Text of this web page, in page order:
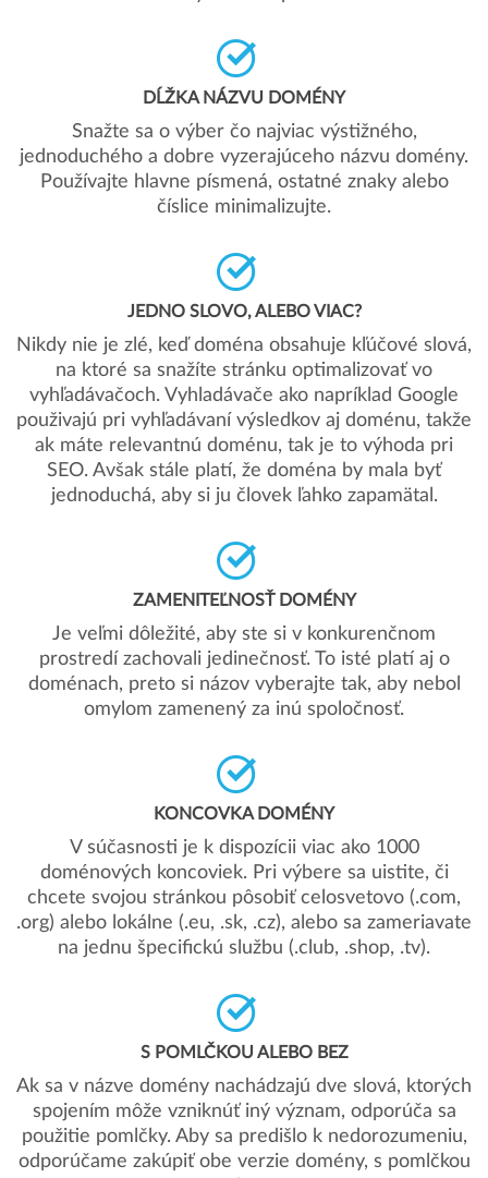
DĹŽKA NÁZVU DOMÉNY
Snažte sa o výber čo najviac výstižného,
jednoduchého a dobre vyzerajúceho názvu domény.
Používajte hlavne písmená, ostatné znaky alebo
číslice minimalizujte.
JEDNO SLOVO, ALEBO VIAC?
Nikdy nie je zlé, keď doména obsahuje kľúčové slová,
na ktoré sa snažíte stránku optimalizovať vo
vyhľadávačoch. Vyhladávače ako napríklad Google
použivajú pri vyhľadávaní výsledkov aj doménu, takže
ak máte relevantnú doménu, tak je to výhoda pri
SEO. Avšak stále platí, že doména by mala byť
jednoduchá, aby si ju človek ľahko zapamätal.
ZAMENITEĽNOSŤ DOMÉNY
Je veľmi dôležité, aby ste si v konkurenčnom
prostredí zachovali jedinečnosť. To isté platí aj o
doménach, preto si názov vyberajte tak, aby nebol
omylom zamenený za inú spoločnosť.
KONCOVKA DOMÉNY
V súčasnosti je k dispozícii viac ako 1000
doménových koncoviek. Pri výbere sa uistite, či
chcete svojou stránkou pôsobiť celosvetovo (.com,
.org) alebo lokálne (.eu, .sk, .cz), alebo sa zameriavate
na jednu špecifickú službu (.club, .shop, .tv).
S POMLČKOU ALEBO BEZ
Ak sa v názve domény nachádzajú dve slová, ktorých
spojením môže vzniknúť iný význam, odporúča sa
použitie pomlčky. Aby sa predišlo k nedorozumeniu,
odporúčame zakúpiť obe verzie domény, s pomlčkou